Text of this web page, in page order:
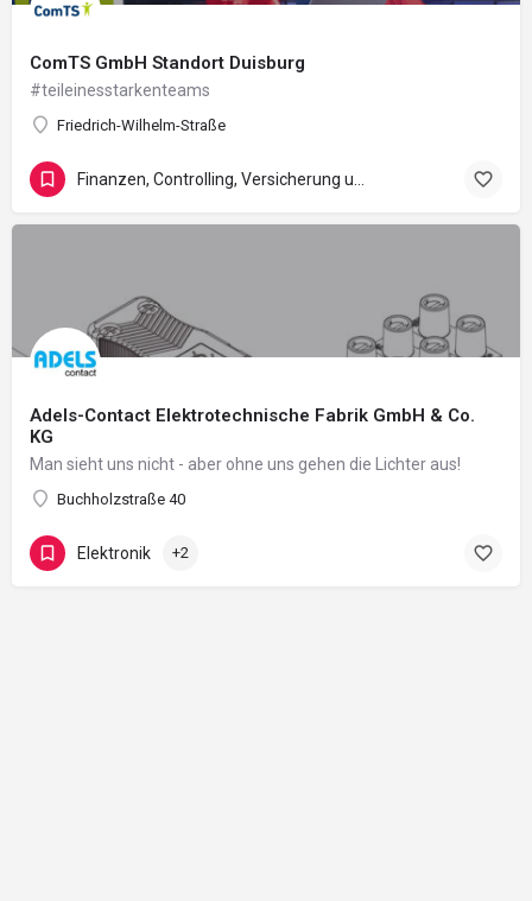
ComTS GmbH Standort Duisburg
#teileinesstarkenteams
Friedrich-Wilhelm-Straße
Adels-Contact Elektrotechnische Fabrik GmbH & Co.
KG
Man sieht uns nicht - aber ohne uns gehen die Lichter aus!
Buchholzstraße 40
Elektronik +2